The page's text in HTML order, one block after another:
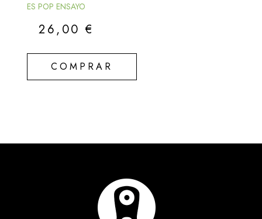
ES POP ENSAYO
26,00€
COMPRAR